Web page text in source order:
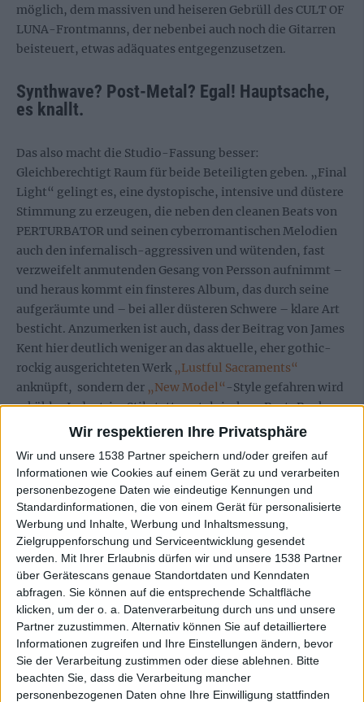
Wir respektieren Ihre Privatsphäre
Wir und unsere 1538 Partner speichern und/oder greifen auf
Informationen wie Cookies auf einem Gerät zu und verarbeiten
personenbezogene Daten wie eindeutige Kennungen und
Standardinformationen, die von einem Gerät für personalisierte
Werbung und Inhalte, Werbung und Inhaltsmessung,
Zielgruppenforschung und Serviceentwicklung gesendet
werden.
Mit Ihrer Erlaubnis dürfen wir und unsere 1538 Partner
über Gerätescans genaue Standortdaten und Kenndaten
abfragen. Sie können auf die entsprechende Schaltfläche
klicken, um der o. a. Datenverarbeitung durch uns und unsere
Partner zuzustimmen. Alternativ können Sie auf detailliertere
Informationen zugreifen und Ihre Einstellungen ändern, bevor
Sie der Verarbeitung zustimmen oder diese ablehnen.
Bitte
beachten Sie, dass die Verarbeitung mancher
personenbezogenen Daten ohne Ihre Einwilligung stattfinden
möglich, dem massiven und heiseren Gebrüll des CULT OF
LUNA-Frontmanns, der nebenbei auch noch die Gitarren
beisteuert, etwas adäquates entgegenzusetzen.
Synthwave? Post-Metal? Egal! Hauptsache,
es knallt.
Das also macht die Studio-Fassung besser:
Gleichberechtigt Raum für beide Beteiligten geben. „Final
Light“ gelingt es, eine dystopische, intensive und düstere
Stimmung zu erzeugen, die neben den cleanen Beats von
PERTURBATOR und seinen cyberromantischen Melodien
auch den infernalisch-aggressiven und wütenden, fast
verzweifelt anmutenden Gesang von Persson aufnimmt –
und heraus kommt ein finsteres Album, das durch seine
aufgeräumte und – bei aller düsteren Schwere – klare Art
besticht. Anzumerken ist auch, dass der Beitrag von James
Kent hier deutlich weniger an das aktuelle, eher gothic-
rockig ausgerichteten Werk „Lustful Sacraments“
anknüpft, sondern der „New Model“ -Style gefahren wird
– kühler Industrie-Stil statt nostalgischem Post-Punk.
„The Fall Of A Giant“ und der Opener „Nothing Will Bear
Your Name“ sind dabei wunderbare Ausnahmetracks, der
Abschlusstitel „Ruin To Decay“ und der zetrümmernde
Titeltrack sind vielleicht sogar die Musterbeispiele dafür,
wie gut Post-Metal und Synthwave letztlich
zusammenwirken können – wer hätte das gedacht?
Besondere Anerkennung an dieser Stelle für den Mut der
Protagonisten, sich einer finsteren Vision zu öffnen, die
ein derart eindringliches und furioses Werk ermöglicht hat
und das die Stärken beider Künstler zu Tage bringt.
So bleibt zu hoffen, dass „Final Light“ keine Eintagsfliege
bleibt und die beiden Charakterköpfe sich auch für weitere
Alben zusammenfinden werden. Und egal ob CULT OF